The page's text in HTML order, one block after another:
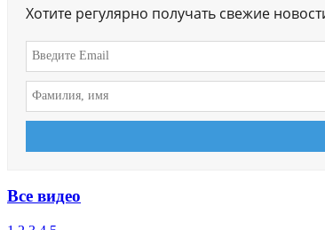
Хотите регулярно получать свежие
Все видео